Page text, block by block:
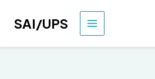
contenido
SAI/UPS
MENÚ